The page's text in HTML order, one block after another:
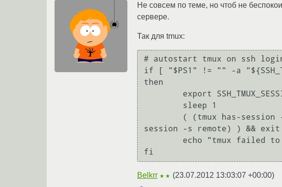
Не совсем по теме, но чтоб не
сервере.
Так для tmux:
# autostart tmux on ssh
if [ "$PS1" != "" -a
then
session -s remote) ) && exit
Belkrr ★★ (23.07.2012 13:03:07 +00:00)